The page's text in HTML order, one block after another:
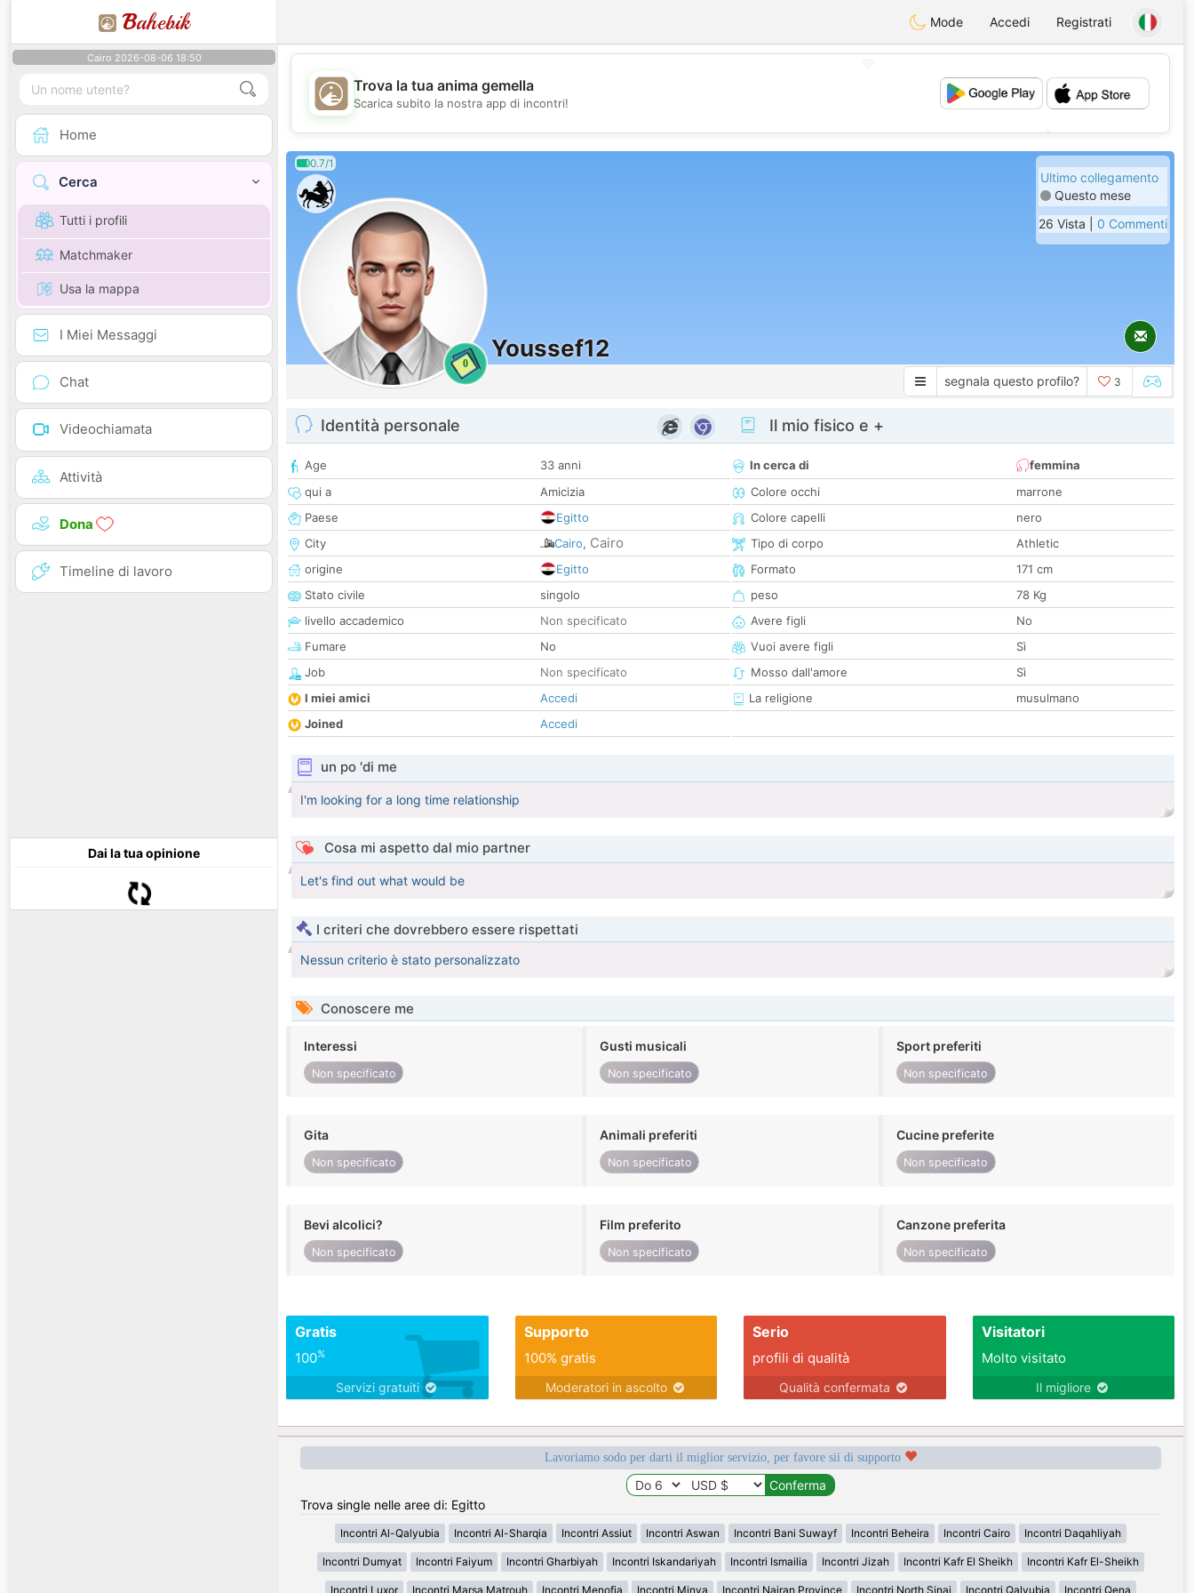
Bahebik Mode Accedi Registrati
Cairo 2026-08-06 18:50
Home
Cerca
Tutti i profili
Matchmaker
Usa la mappa
I Miei Messaggi
Chat
Videochiamata
Attività
Dona
Timeline di lavoro
Dai la tua opinione
💖
Trova la tua anima gemella
Scarica subito la nostra app di incontri!
0.7/1
0
Youssef12
Ultimo collegamento
Questo mese
26 Vista | 0 Commenti
segnala questo profilo? 3
Identità personale
Age
33 anni
qui a
Amicizia
Paese
Egitto
City
Cairo, Cairo
origine
Egitto
Stato civile
singolo
livello accademico
Non specificato
Fumare
No
Job
Non specificato
I miei amici
Accedi
Joined
Accedi
Il mio fisico e +
In cerca di
femmina
Colore occhi
marrone
Colore capelli
nero
Tipo di corpo
Athletic
Formato
171 cm
peso
78 Kg
Avere figli
No
Vuoi avere figli
Sì
Mosso dall'amore
Sì
La religione
musulmano
un po 'di me
I'm looking for a long time relationship
Cosa mi aspetto dal mio partner
Let's find out what would be
I criteri che dovrebbero essere rispettati
Nessun criterio è stato personalizzato
Conoscere me
Interessi
Non specificato
Gusti musicali
Non specificato
Sport preferiti
Non specificato
Gita
Non specificato
Animali preferiti
Non specificato
Cucine preferite
Non specificato
Bevi alcolici?
Non specificato
Film preferito
Non specificato
Canzone preferita
Non specificato
Gratis
100%
Servizi gratuiti
Supporto
100% gratis
Moderatori in ascolto
Serio
profili di qualità
Qualità confermata
Visitatori
Molto visitato
Il migliore
Lavoriamo sodo per darti il miglior servizio, per favore sii di supporto
Trova single nelle aree di: Egitto
Incontri Al-Qalyubia Incontri Al-Sharqia Incontri Assiut Incontri Aswan Incontri Bani Suwayf Incontri Beheira Incontri Cairo Incontri Daqahliyah
Incontri Dumyat Incontri Faiyum Incontri Gharbiyah Incontri Iskandariyah Incontri Ismailia Incontri Jizah Incontri Kafr El Sheikh Incontri Kafr El-Sheikh
Incontri Luxor Incontri Marsa Matrouh Incontri Menofia Incontri Minya Incontri Najran Province Incontri North Sinai Incontri Qalyubia Incontri Qena